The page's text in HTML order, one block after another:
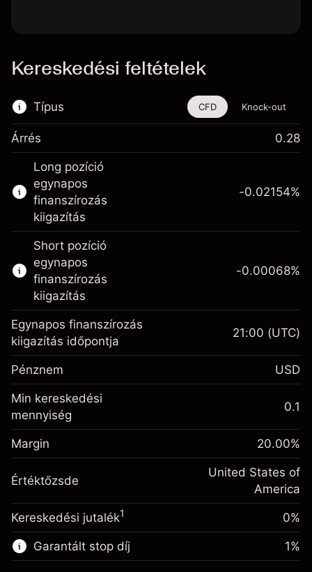
Kereskedési feltételek
Típus
Ez a pénzügyi eszköz CFD-ken és Knock-
outokon keresztül is kereskedhető.
Bővebb információk:
CFD-k
Knock-outok
CFD Knock-out
Árrés 0.28
Long pozíció
egynapos
finanszírozás
kiigazítás
Fedezet. A befektetése
$1,000.00
Egynapos finanszírozás
kiigazítás
A pozíció teljes értékéből
származó díjak
-0.02154
%
Ügyletméret tőkeáttétellel ~$5,000.00
Tőkeáttételből származó pénz ~
$4,000.00
Ugrás a platformra
-0.02154%
Short pozíció
egynapos
finanszírozás
kiigazítás
Fedezet. A befektetése
Egynapos finanszírozás
kiigazítás
származó díjak
-0.000682
%
(-$0.03)
Ügyletméret tőkeáttétellel ~$5,000.00
Tőkeáttételből származó pénz ~
-0.00068%
Egynapos finanszírozás
kiigazítás időpontja
21:00 (UTC)
Pénznem USD
Min kereskedési
mennyiség
0.1
Margin 20.00%
Értéktőzsde
United States of
America
Kereskedési jutalék1 0%
Garantált stop díj 1%